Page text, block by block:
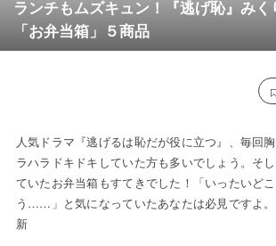
ランチもムズキュン！『逃げ恥』み
「お弁当箱」５商品
人気ドラマ『逃げるは恥だが役に立つ』、毎回
ラハラドキドキしていた方も多いでしょう。そ
ていたお弁当箱もすてきでした！「いったいど
う……」と気になっていたあなたは必見ですよ
新